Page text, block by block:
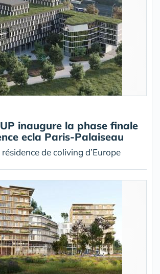
inaugure la phase finale
ecla Paris-Palaiseau
de coliving d’Europe